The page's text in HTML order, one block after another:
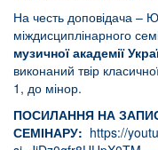
На честь доповідача –
міждисциплінарного
музичної академії
виконаний твір
1, до мінор.
ПОСИЛАННЯ НА
СЕМІНАРУ: https://